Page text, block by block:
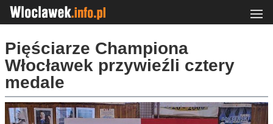
Pięściarze Championa
Włocławek przywieźli cztery
medale